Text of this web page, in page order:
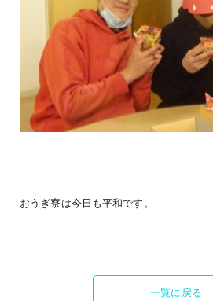
おうぎ寮は今日も平和です。
一覧に戻る